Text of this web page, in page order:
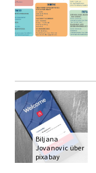
Biljana
Jovanovic über
pixabay